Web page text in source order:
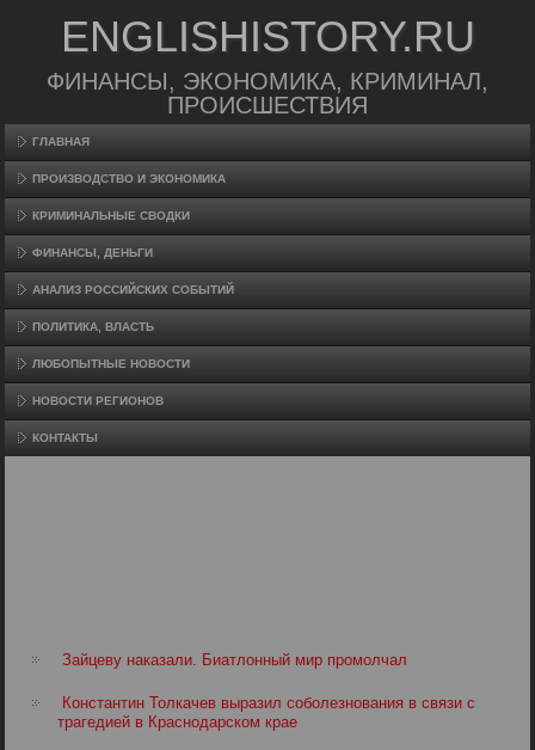
ENGLISHISTORY.RU
ФИНАНСЫ, ЭКОНОМИКА, КРИМИНАЛ,
ПРОИСШЕСТВИЯ
ГЛАВНАЯ
ПРОИЗВΟДСТВО И ЭКОНОМИКА
КРИМИНАЛЬНЫЕ СВОДКИ
ФИНАНСЫ, ДЕНЬГИ
АНАЛИЗ РОССИЙСКИХ СОБЫТИЙ
ПОЛИТИКА, ВЛАСТЬ
ЛЮБОПЫТНЫЕ НОВОСТИ
НОВОСТИ РЕГИОНОВ
КОНТАКТЫ
Зайцеву наказали. Биатлонный мир промолчал
Константин Толкачев выразил соболезнования в связи с
трагедией в Краснодарском крае